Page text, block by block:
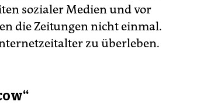
sozialer Medien und vor
die Zeitungen nicht einmal.
zu überleben.